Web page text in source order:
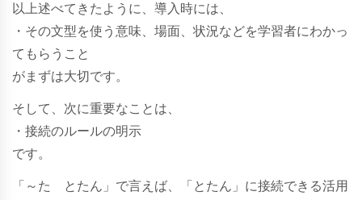
以上述べてきたように、導入時には、
・その文型を使う意味、場面、状況などを学習者にわかっ
てもらうこと
がまずは大切です。
そして、次に重要なことは、
・接続のルールの明示
です。
「～た とたん」で言えば、「とたん」に接続できる活用